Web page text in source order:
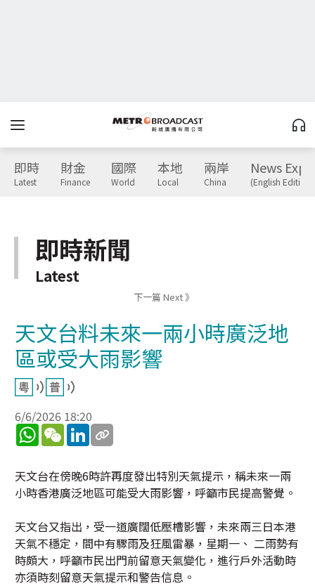
即時
Latest
財金
Finance
國際
World
本地
Local
兩岸
China
News
(English Edition)
即時新聞
Latest
下一篇 Next 》
天文台料未來一兩小時廣泛地
區或受大雨影響
6/6/2026 18:20
WhatsApp
WeChatLinkedIn
天文台在傍晚6時許再度發出特別天氣提示，稱未來一兩
小時香港廣泛地區可能受大雨影響，呼籲市民提高警覺。
天文台又指出，受一道廣闊低壓槽影響，未來兩三日本港
天氣不穩定，間中有驟雨及狂風雷暴，星期一、 二雨勢有
時頗大，呼籲市民出門前留意天氣變化，進行戶外活動時
亦須時刻留意天氣提示和警告信息。